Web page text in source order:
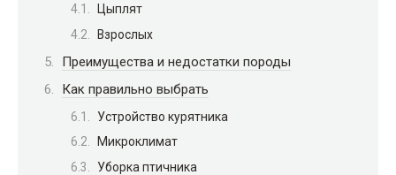
Цыплят
Взрослых
Преимущества и недостатки породы
Как правильно выбрать
Устройство курятника
Микроклимат
Уборка птичника